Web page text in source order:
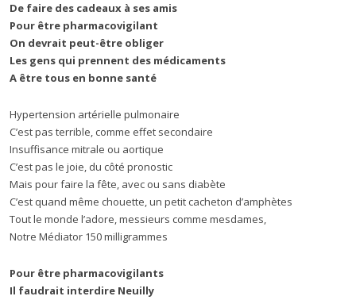
De faire des cadeaux à ses amis
Pour être pharmacovigilant
On devrait peut-être obliger
Les gens qui prennent des médicaments
A être tous en bonne santé
Hypertension artérielle pulmonaire
C’est pas terrible, comme effet secondaire
Insuffisance mitrale ou aortique
C’est pas le joie, du côté pronostic
Mais pour faire la fête, avec ou sans diabète
C’est quand même chouette, un petit cacheton d’amphètes
Tout le monde l’adore, messieurs comme mesdames,
Notre Médiator 150 milligrammes
Pour être pharmacovigilants
Il faudrait interdire Neuilly